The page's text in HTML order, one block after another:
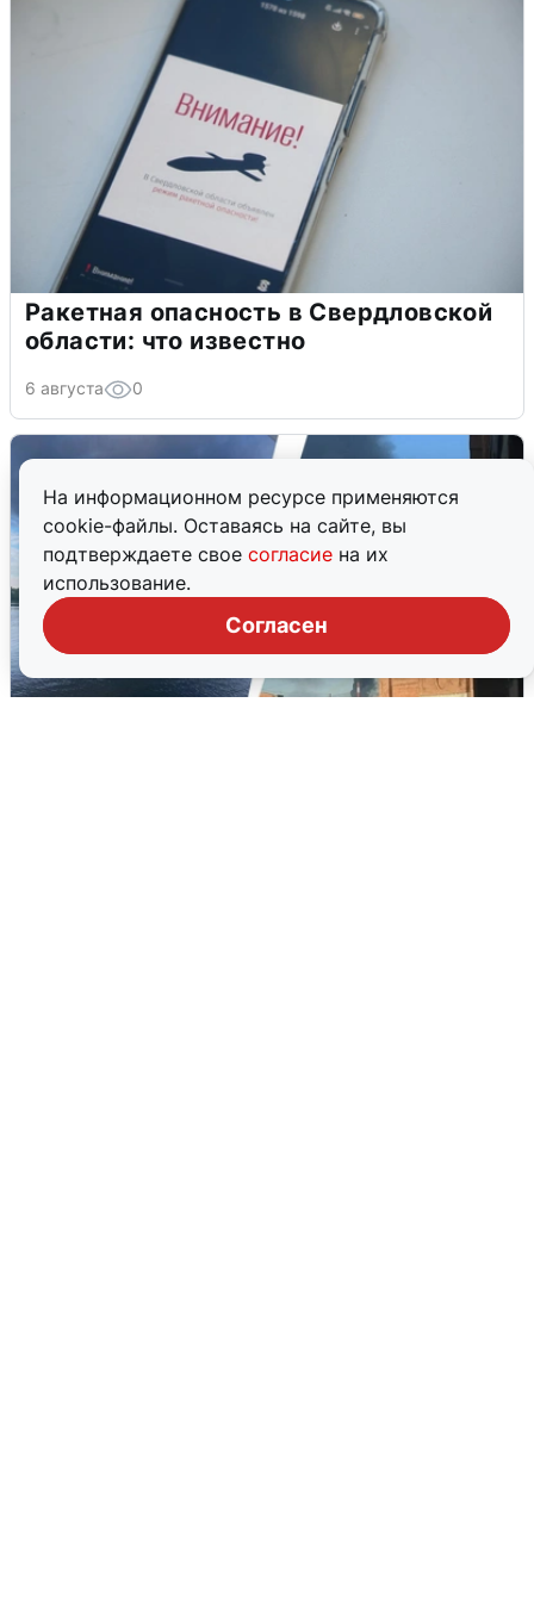
На информационном ресурсе применяются
cookie-файлы. Оставаясь на сайте, вы
подтверждаете свое согласие на их
использование.
Согласен
Ракетная опасность в Свердловской
области: что известно
6 августа 0